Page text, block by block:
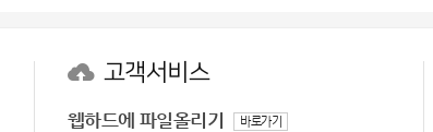
고객서비스
웹하드에 파일올리기 바로가기